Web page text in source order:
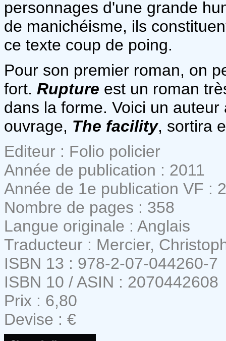
personnages d'une grande
de manichéisme, ils
ce texte coup de poing.
Pour son premier roman, on
fort. Rupture est un roman
dans la forme. Voici un
ouvrage, The facility, sortira
Editeur : Folio policier
Année de publication : 2011
Année de 1e publication VF :
Nombre de pages : 358
Langue originale : Anglais
Traducteur : Mercier,
ISBN 13 : 978-2-07-044260-7
ISBN 10 / ASIN : 2070442608
Prix : 6,80
Devise : €